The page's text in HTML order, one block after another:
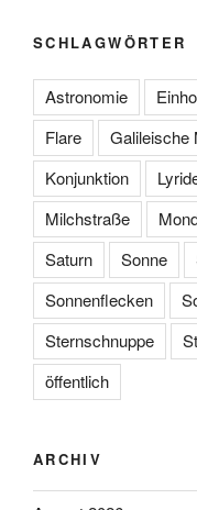
SCHLAGWÖRTER
Astronomie
Flare
Galileische
Konjunktion
Milchstraße
Saturn
Sonne
Sonnenflecken
Sternschnuppe
öffentlich
ARCHIV